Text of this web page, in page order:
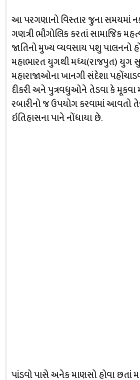
આ પરગણાનો વિસ્તાર જુના સમયમાં
ગણત્રી ભૌગોલિક કરતાં સામાજિક
જાતિનો મુખ્ય વ્યવસાય પશુ પાલનનો
મહાભારત યુગથી મધ્ય(રાજપુત) યુગ
મહારાજાઓના ખાનગી સંદેશા
દીકરી અને પુત્રવધુઓને તેડવા કે મૂકવા
રબારીનો જ ઉપયોગ કરવામાં આવતો
ઇતિહાસના પાને નોંધાયા છે.
પાંડવો પાસે અનેક માણસો હોવા છતાં